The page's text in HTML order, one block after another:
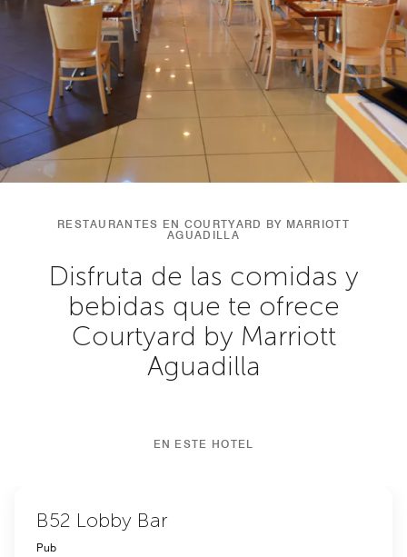
RESTAURANTES EN COURTYARD BY MARRIOTT
AGUADILLA
Disfruta de las comidas y
bebidas que te ofrece
Courtyard by Marriott
Aguadilla
EN ESTE HOTEL
B52 Lobby Bar
Pub